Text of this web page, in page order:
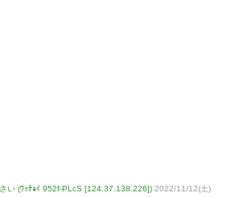
い (ﾜｯﾁｮｲ 952f-PLcS [124.37.138.226]) 2022/11/12(土)